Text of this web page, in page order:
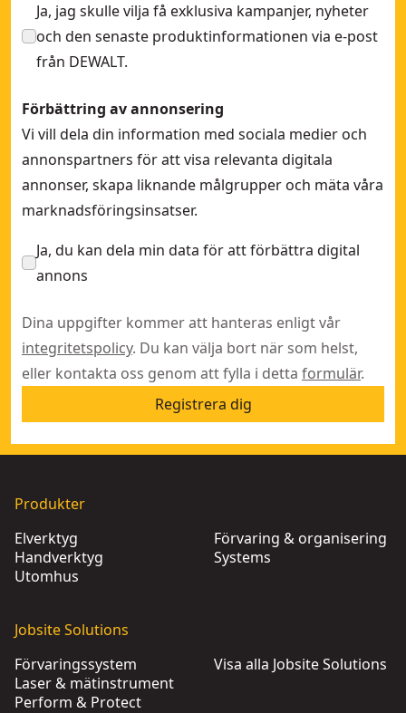
Ja, jag skulle vilja få exklusiva kampanjer, nyheter
och den senaste produktinformationen via e-post
från DEWALT.
Förbättring av annonsering
Vi vill dela din information med sociala medier och
annonspartners för att visa relevanta digitala
annonser, skapa liknande målgrupper och mäta våra
marknadsföringsinsatser.
Ja, du kan dela min data för att förbättra digital
annons
Dina uppgifter kommer att hanteras enligt vår
integritetspolicy. Du kan välja bort när som helst,
eller kontakta oss genom att fylla i detta formulär.
Registrera dig
Produkter
Elverktyg
Handverktyg
Utomhus
Förvaring & organisering
Systems
Jobsite Solutions
Förvaringssystem
Laser & mätinstrument
Perform & Protect
Visa alla Jobsite Solutions